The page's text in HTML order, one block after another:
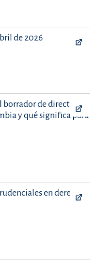
de 2026
de directrices
y qué significa para
en derecho